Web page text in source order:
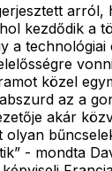
arról,
kezdődik a
a technológiai
közel
az a
akár
olyan
- mondta